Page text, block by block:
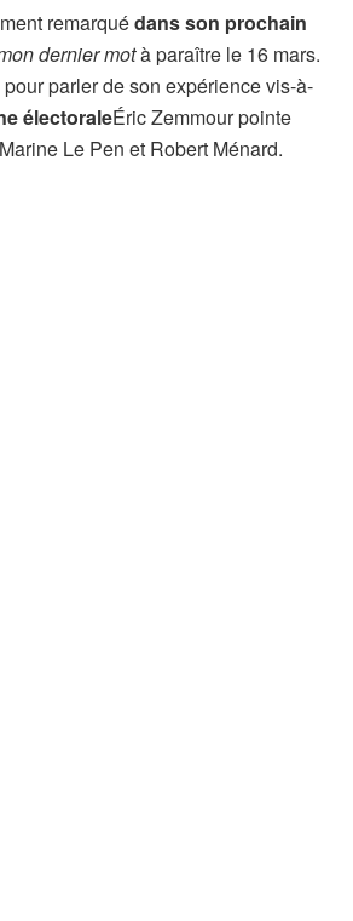
remarquédans son prochain
dernier motà paraître le 16 mars.
parler de son expérience vis-à-
électoraleÉric Zemmour pointe
Le Pen et Robert Ménard.